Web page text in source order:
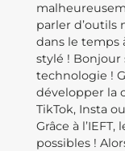
parler d’outils
dans le temps
stylé ! Bonjour
technologie !
développer la
TikTok, Insta
Grâce à
possibles !